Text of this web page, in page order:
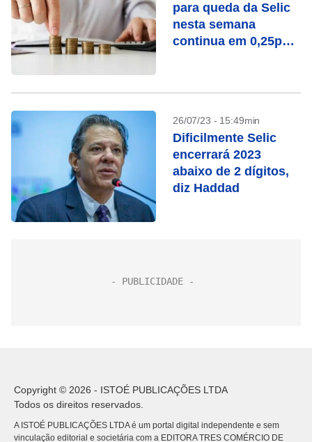
para queda da Selic
nesta semana
continua em 0,25pp,
26/07/23 - 15:49min
Dificilmente Selic
encerrará 2023
abaixo de 2 dígitos,
diz Haddad
Copyright © 2026 - ISTOÉ PUBLICAÇÕES LTDA
Todos os direitos reservados.
A ISTOÉ PUBLICAÇÕES LTDA é um portal digital independente e sem
vinculação editorial e societária com a EDITORA TRES COMÉRCIO DE